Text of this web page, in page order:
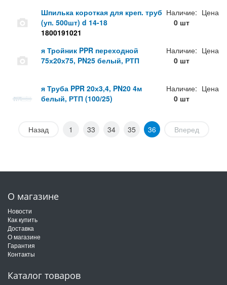
Шпилька короткая для креп. труб
(уп. 500шт) d 14-18
1800191021
Наличие:
0 шт
Цена
я Тройник PPR переходной
75х20х75, PN25 белый, РТП
Наличие:
0 шт
Цена
я Труба PPR 20х3,4, PN20 4м
белый, РТП (100/25)
Наличие:
0 шт
Цена
Назад 1 33 34 35 36 Вперед
О магазине
Новости
Как купить
Доставка
О магазине
Гарантия
Контакты
Каталог товаров